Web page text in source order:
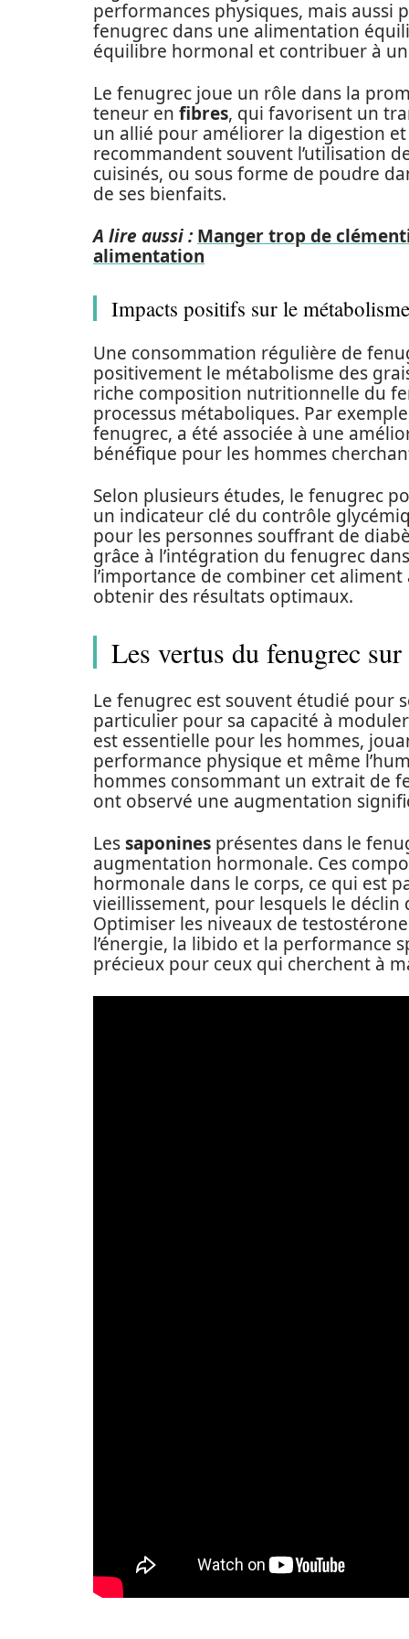
performances physiques, mais
fenugrec dans une alimentation
équilibre hormonal et contribuer à
Le fenugrec joue un rôle dans la
teneur en fibres, qui favorisent un
un allié pour améliorer la digestion
recommandent souvent l’utilisation
cuisinés, ou sous forme de poudre
de ses bienfaits.
A lire aussi : Manger trop de
alimentation
Impacts positifs sur le métabolisme
Une consommation régulière de
positivement le métabolisme des
riche composition nutritionnelle du
processus métaboliques. Par
fenugrec, a été associée à une
bénéfique pour les hommes
Selon plusieurs études, le fenugrec
un indicateur clé du contrôle
pour les personnes souffrant de
grâce à l’intégration du fenugrec
l’importance de combiner cet
obtenir des résultats optimaux.
Les vertus du fenugrec
Le fenugrec est souvent étudié pour
particulier pour sa capacité à
est essentielle pour les hommes,
performance physique et même
hommes consommant un extrait de
ont observé une augmentation
Lessaponines présentes dans le
augmentation hormonale. Ces
hormonale dans le corps, ce qui est
vieillissement, pour lesquels le
Optimiser les niveaux de
l’énergie, la libido et la performance
précieux pour ceux qui cherchent à